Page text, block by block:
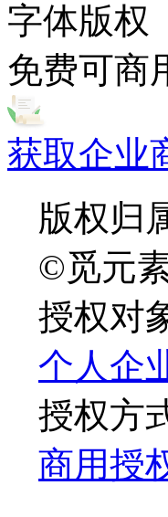
字体版权
免费可商
获取企业
版权归
©觅元
授权对
个人企
授权方
商用授